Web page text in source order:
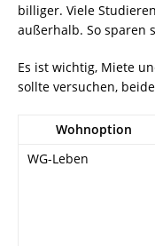
billiger. Viele
außerhalb. So sparen
Es ist wichtig, Miete
sollte versuchen,
Wohnoption
WG-Leben